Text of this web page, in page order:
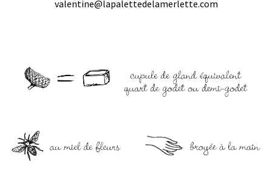
valentine@lapalettedelamerlette.com